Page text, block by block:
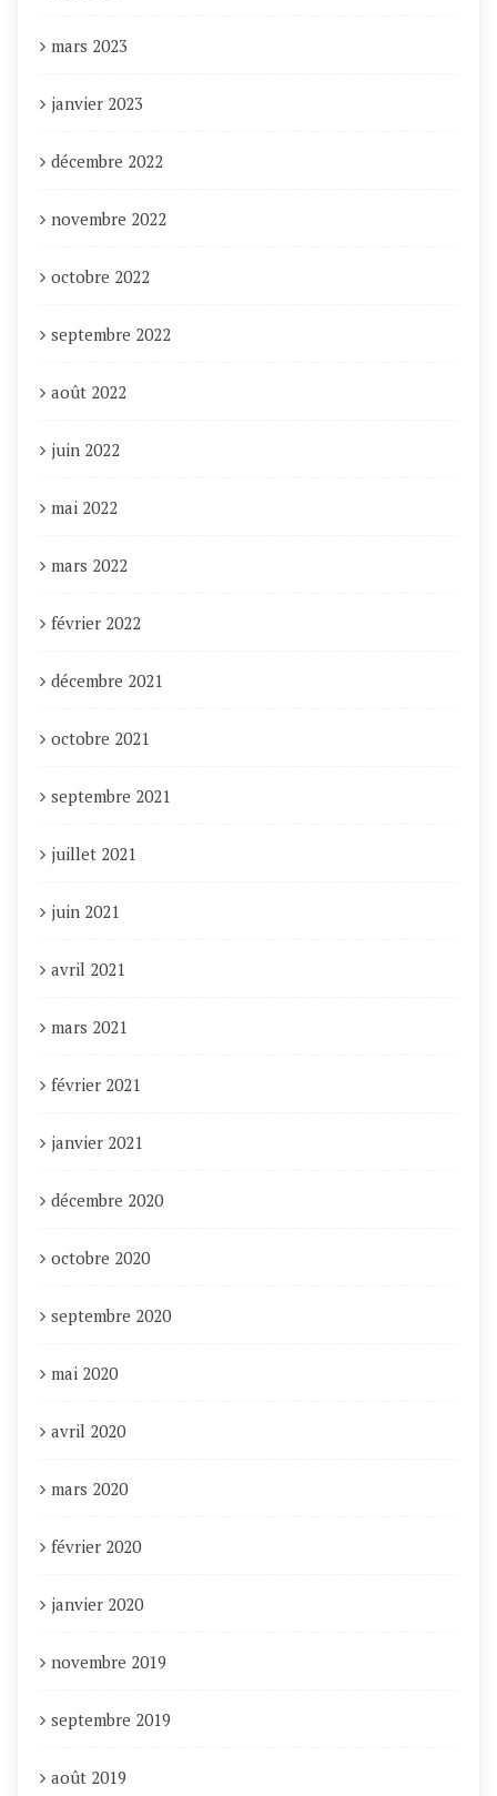
mars 2023
janvier 2023
décembre 2022
novembre 2022
octobre 2022
septembre 2022
août 2022
juin 2022
mai 2022
mars 2022
février 2022
décembre 2021
octobre 2021
septembre 2021
juillet 2021
juin 2021
avril 2021
mars 2021
février 2021
janvier 2021
décembre 2020
octobre 2020
septembre 2020
mai 2020
avril 2020
mars 2020
février 2020
janvier 2020
novembre 2019
septembre 2019
août 2019